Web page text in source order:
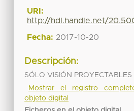
URI:
http://hdl.handle.net/
Fecha: 2017-10-20
Descripción:
SÓLO VISIÓN PROYECTABLES
Mostrar el registro
objeto digital